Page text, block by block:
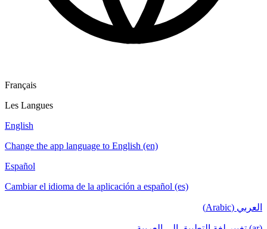
Français
Les Langues
English
Change the app language to English (en)
Español
Cambiar el idioma de la aplicación a español (es)
العربي (Arabic)